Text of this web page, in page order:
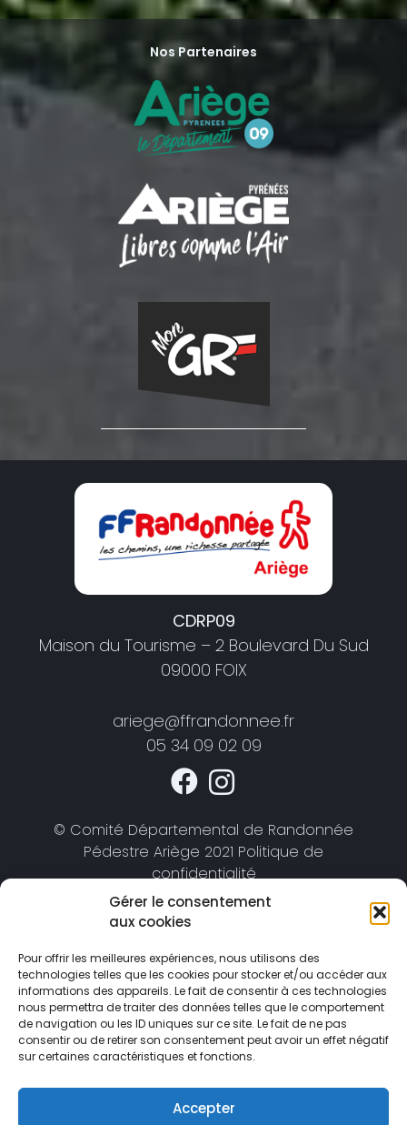
Gérer le consentement
aux cookies
Pour offrir les meilleures expériences, nous utilisons des
technologies telles que les cookies pour stocker et/ou accéder aux
informations des appareils. Le fait de consentir à ces technologies
nous permettra de traiter des données telles que le comportement
de navigation ou les ID uniques sur ce site. Le fait de ne pas
consentir ou de retirer son consentement peut avoir un effet négatif
sur certaines caractéristiques et fonctions.
Accepter
Nos Partenaires
CDRP09
Maison du Tourisme – 2 Boulevard Du Sud
09000 FOIX
ariege@ffrandonnee.fr
05 34 09 02 09
© Comité Départemental de Randonnée
Pédestre Ariège 2021 Politique de
confidentialité